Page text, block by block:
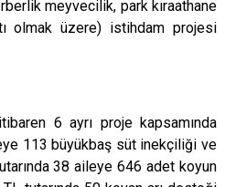
meyvecilik, park kıraathane
olmak üzere) istihdam projesi
6 ayrı proje kapsamında
113 büyükbaş süt inekçiliği ve
38 aileye 646 adet koyun